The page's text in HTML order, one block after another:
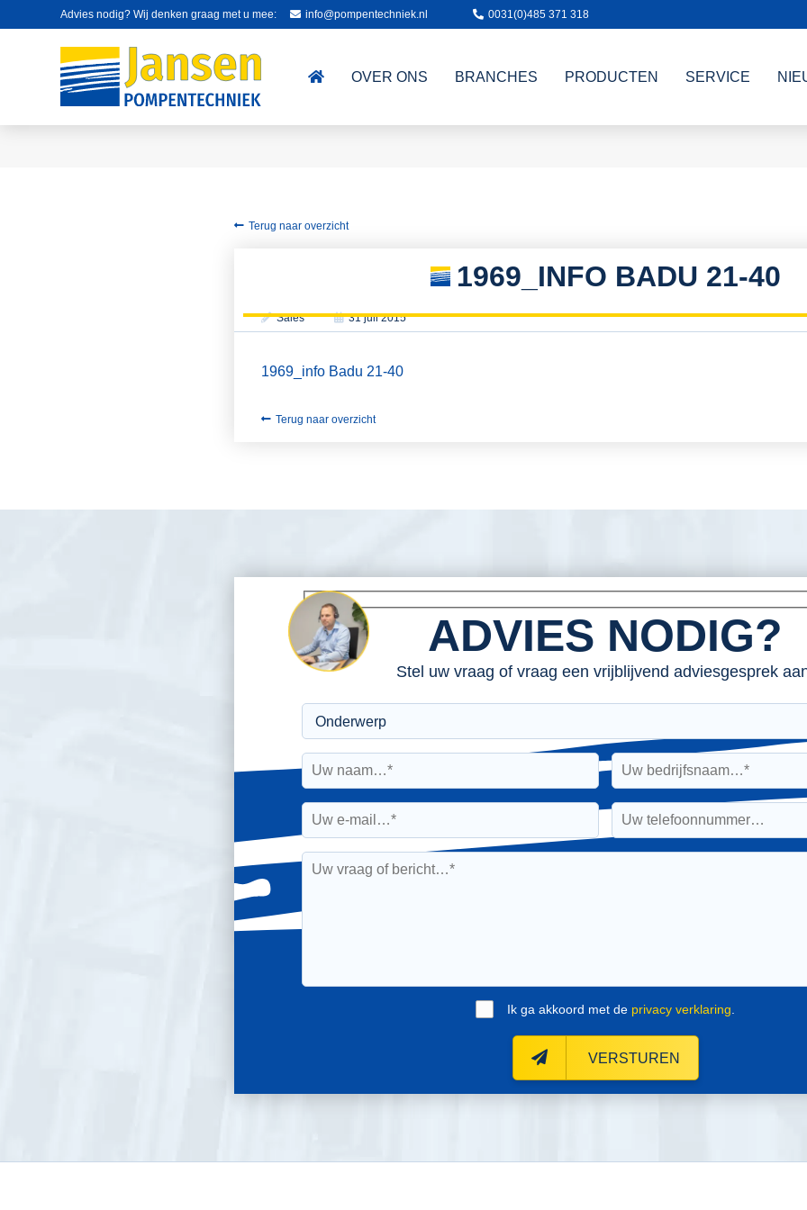
Advies nodig? Wij denken graag met u mee: info@pompentechniek.nl 0031(0)485 371 318
OVER ONS BRANCHES PRODUCTEN SERVICE
Terug naar overzicht
1969_INFO BADU 21-40
Sales 31 juli 2015
1969_info Badu 21-40
Terug naar overzicht
ADVIES NODIG?
Stel uw vraag of vraag een vrijblijvend adviesgesprek
Ik ga akkoord met de privacy verklaring
VERSTUREN